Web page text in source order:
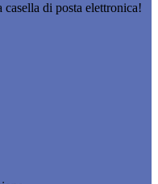
di posta elettronica!